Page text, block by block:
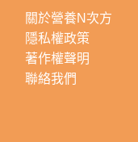
關於營養N次方
隱私權政策
著作權聲明
聯絡我們